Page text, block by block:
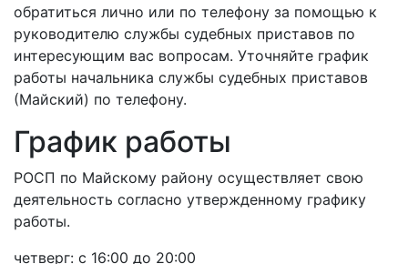
обратиться лично или по телефону за помощью к
руководителю службы судебных приставов по
интересующим вас вопросам. Уточняйте график
работы начальника службы судебных приставов
(Майский) по телефону.
График работы
РОСП по Майскому району осуществляет свою
деятельность согласно утвержденному графику
работы.
четверг: с 16:00 до 20:00